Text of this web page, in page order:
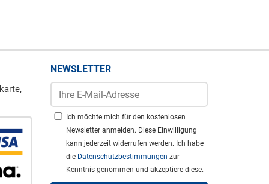
NEWSLETTER
Ich möchte mich für den kostenlosen
Newsletter anmelden. Diese Einwilligung
kann jederzeit widerrufen werden. Ich habe
die Datenschutzbestimmungen zur
Kenntnis genommen und akzeptiere diese.